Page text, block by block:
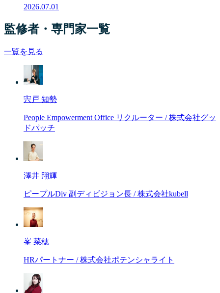
2026.07.01
監修者・専門家一覧
一覧を見る
宍戸 知勢
People Empowerment Office リクルーター / 株式会社グッ
ドパッチ
澤井 翔輝
ピープルDiv 副ディビジョン長 / 株式会社kubell
峯 菜穂
HRパートナー / 株式会社ポテンシャライト